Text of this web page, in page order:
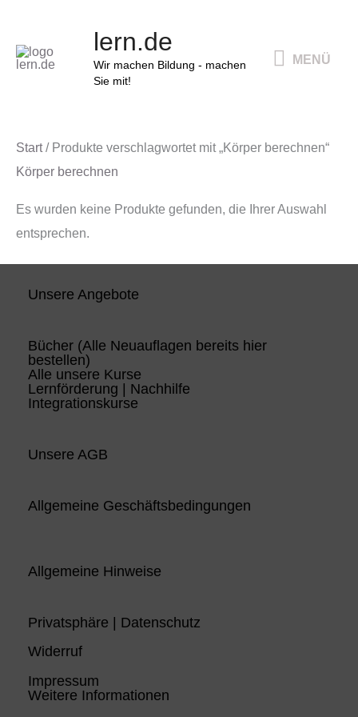
springen
lern.de
Wir machen Bildung - machen
Sie mit!
MENÜ
Start/ Produkte verschlagwortet mit „Körper berechnen“
Körper berechnen
Es wurden keine Produkte gefunden, die Ihrer Auswahl
entsprechen.
Unsere Angebote
Bücher (Alle Neuauflagen bereits hier
bestellen)
Alle unsere Kurse
Lernförderung | Nachhilfe
Integrationskurse
Unsere AGB
Allgemeine Geschäftsbedingungen
Allgemeine Hinweise
Privatsphäre | Datenschutz
Widerruf
Impressum
Weitere Informationen